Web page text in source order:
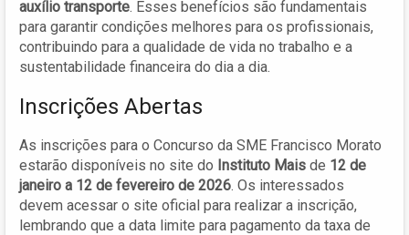
auxílio transporte. Esses benefícios são fundamentais
para garantir condições melhores para os profissionais,
contribuindo para a qualidade de vida no trabalho e a
sustentabilidade financeira do dia a dia.
Inscrições Abertas
As inscrições para o Concurso da SME Francisco Morato
estarão disponíveis no site do Instituto Mais de 12 de
janeiro a 12 de fevereiro de 2026. Os interessados
devem acessar o site oficial para realizar a inscrição,
lembrando que a data limite para pagamento da taxa de